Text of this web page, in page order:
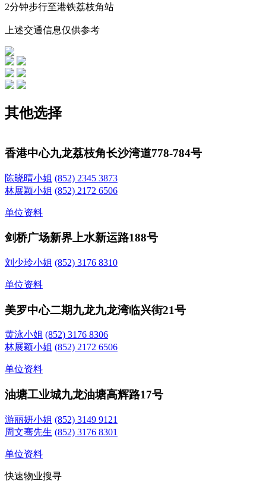
2分钟步行至港铁荔枝角站
上述交通信息仅供参考
其他选择
香港中心九龙荔枝角长沙湾道778-784号
陈晓晴小姐 (852) 2345 3873
林展颖小姐 (852) 2172 6506
单位资料
剑桥广场新界上水新运路188号
刘少玲小姐 (852) 3176 8310
单位资料
美罗中心二期九龙九龙湾临兴街21号
黄泳小姐 (852) 3176 8306
林展颖小姐 (852) 2172 6506
单位资料
油塘工业城九龙油塘高辉路17号
游丽妍小姐 (852) 3149 9121
周文骞先生 (852) 3176 8301
单位资料
快速物业搜寻